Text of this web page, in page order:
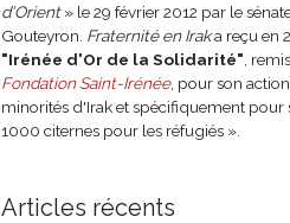
d’Orient» le 29 février 2012 par le
Gouteyron. Fraternité en Iraka reçu en
"Irénée d'Or de la Solidarité" ,
Fondation Saint-Irénée, pour son
minorités d'Irak et spécifiquement pour
1000 citernes pour les réfugiés ».
Articles récents